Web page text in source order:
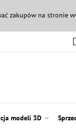
zakupów na stronie
modeli 3D